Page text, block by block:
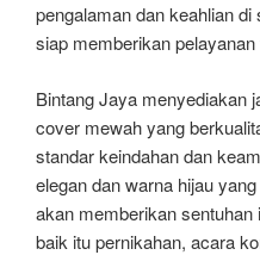
pengalaman dan keahlian
siap memberikan
Bintang Jaya menyediakan
cover mewah yang
standar keindahan dan
elegan dan warna hijau
akan memberikan
baik itu pernikahan, acara